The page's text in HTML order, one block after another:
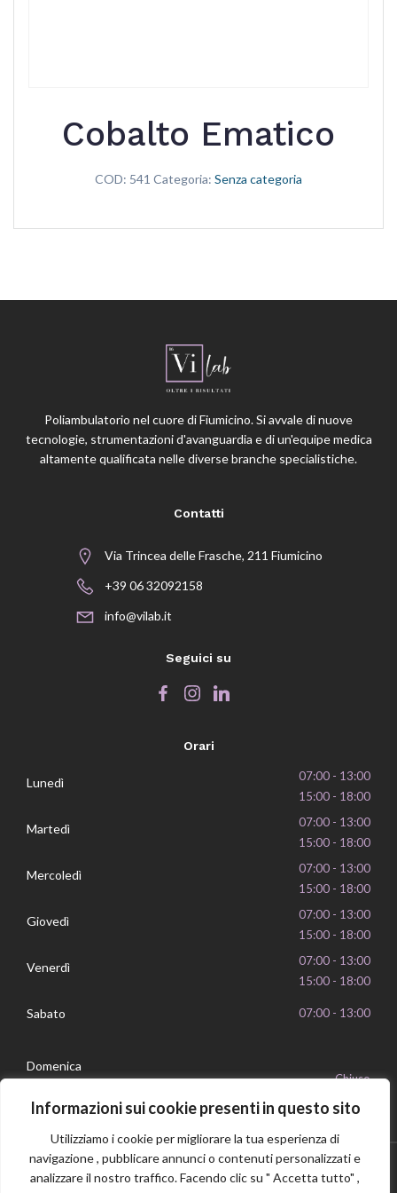
Informazioni sui cookie presenti in questo sito
Utilizziamo i cookie per migliorare la tua esperienza di
navigazione , pubblicare annunci o contenuti personalizzati e
analizzare il nostro traffico. Facendo clic su " Accetta tutto" ,
Cobalto Ematico
COD: 541 Categoria: Senza categoria
Poliambulatorio nel cuore di Fiumicino. Si avvale di nuove
tecnologie, strumentazioni d'avanguardia e di un'equipe medica
altamente qualificata nelle diverse branche specialistiche.
Contatti
Via Trincea delle Frasche, 211 Fiumicino
+39 06 32092158
info@vilab.it
Seguici su
Orari
Lunedì
07:00 - 13:00
15:00 - 18:00
Martedì
07:00 - 13:00
15:00 - 18:00
Mercoledì
07:00 - 13:00
15:00 - 18:00
Giovedì
07:00 - 13:00
15:00 - 18:00
Venerdì
07:00 - 13:00
15:00 - 18:00
Sabato 07:00 - 13:00
Domenica
Chiuso
Privacy Policy Cookie Policy P.IVA 16239351006